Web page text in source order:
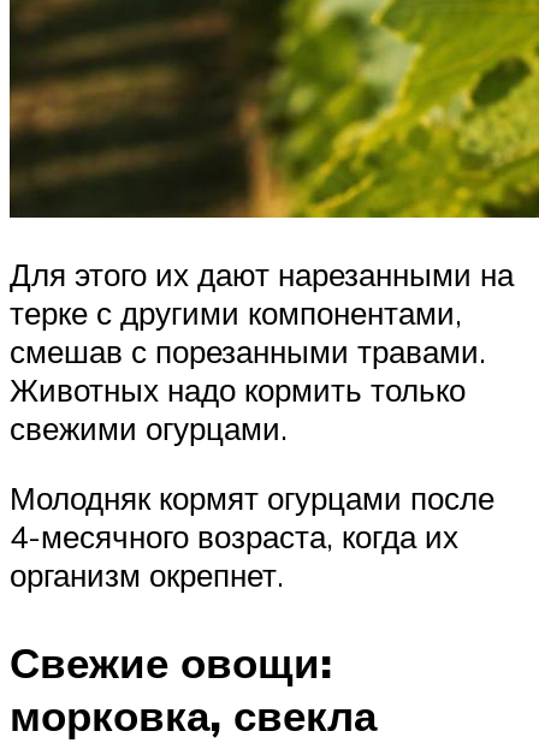
Для этого их дают нарезанными на
терке с другими компонентами,
смешав с порезанными травами.
Животных надо кормить только
свежими огурцами.
Молодняк кормят огурцами после
4-месячного возраста, когда их
организм окрепнет.
Свежие овощи:
морковка, свекла